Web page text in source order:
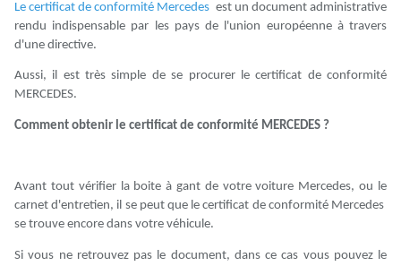
Le certificat de conformité Mercedes est un document administrative
rendu indispensable par les pays de l'union européenne à travers
d'une directive.
Aussi, il est très simple de se procurer le certificat de conformité
MERCEDES.
Comment obtenir le certificat de conformité MERCEDES ?
Avant tout vérifier la boite à gant de votre voiture Mercedes, ou le
carnet d'entretien, il se peut que le certificat de conformité Mercedes
se trouve encore dans votre véhicule.
Si vous ne retrouvez pas le document, dans ce cas vous pouvez le